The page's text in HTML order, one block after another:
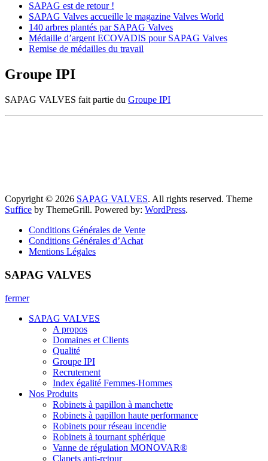
SAPAG est de retour !
SAPAG Valves accueille le magazine Valves World
140 arbres plantés par SAPAG Valves
Médaille d’argent ECOVADIS pour SAPAG Valves
Remise de médailles du travail
Groupe IPI
SAPAG VALVES fait partie du Groupe IPI
Copyright © 2026 SAPAG VALVES. All rights reserved. Theme
Suffice by ThemeGrill. Powered by: WordPress.
Conditions Générales de Vente
Conditions Générales d’Achat
Mentions Légales
SAPAG VALVES
fermer
SAPAG VALVES
A propos
Domaines et Clients
Qualité
Groupe IPI
Recrutement
Index égalité Femmes-Hommes
Nos Produits
Robinets à papillon à manchette
Robinets à papillon haute performance
Robinets pour réseau incendie
Robinets à tournant sphérique
Vanne de régulation MONOVAR®
Clapets anti-retour